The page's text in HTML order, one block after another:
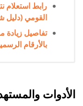
القومي (دليل
تفاصيل زيادة
بالأرقام
الأدوات